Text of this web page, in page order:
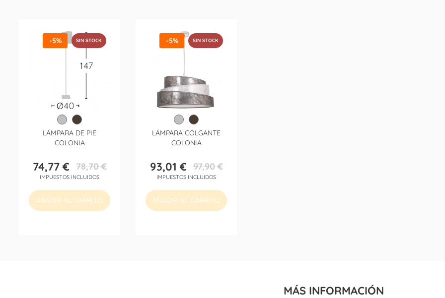
LÁMPARA DE PIE
COLONIA
Precio
74,77 €Precio
base
78,70 €
IMPUESTOS INCLUIDOS
-5% SIN STOCK
AÑADIR AL CARRITO
LÁMPARA COLGANTE
COLONIA
Precio
93,01 €Precio
base
97,90 €
IMPUESTOS INCLUIDOS
-5% SIN STOCK
AÑADIR AL CARRITO
MÁS INFORMACIÓN